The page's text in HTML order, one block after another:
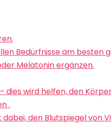
Bedürfnisse am besten
Melatonin ergänzen.
dies wird helfen, den
.
den Blutspiegel von